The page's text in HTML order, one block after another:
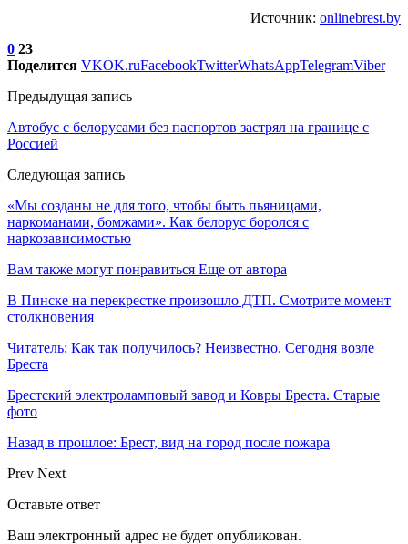
Источник: onlinebrest.by
0 23
Поделится VKOK.ruFacebookTwitterWhatsAppTelegramViber
Предыдущая запись
Автобус с белорусами без паспортов застрял на границе с
Россией
Следующая запись
«Мы созданы не для того, чтобы быть пьяницами,
наркоманами, бомжами». Как белорус боролся с
наркозависимостью
Вам также могут понравиться Еще от автора
В Пинске на перекрестке произошло ДТП. Смотрите момент
столкновения
Читатель: Как так получилось? Неизвестно. Сегодня возле
Бреста
Брестский электроламповый завод и Ковры Бреста. Старые
фото
Назад в прошлое: Брест, вид на город после пожара
Prev Next
Оставьте ответ
Ваш электронный адрес не будет опубликован.